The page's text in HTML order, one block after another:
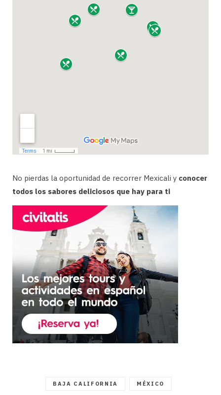
No pierdas la oportunidad de recorrer Mexicali y conocer
todos los sabores deliciosos que hay para ti
BAJA CALIFORNIA MÉXICO